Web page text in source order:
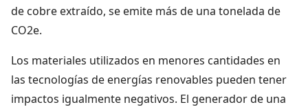
de cobre extraído, se emite más de una tonelada de
CO2e.
Los materiales utilizados en menores cantidades en
las tecnologías de energías renovables pueden tener
impactos igualmente negativos. El generador de una